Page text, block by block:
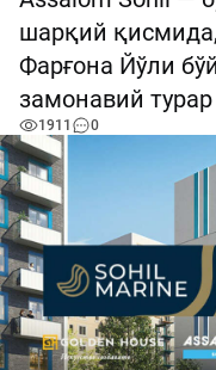
шарқий
Фарғона Йўли
замонавий
1911 0